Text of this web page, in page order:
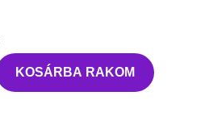
KOSÁRBA RAKOM